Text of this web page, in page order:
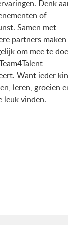
Denk
of
Samen met
partners maken
om mee te
Want ieder
leren, groeien
leuk vinden.